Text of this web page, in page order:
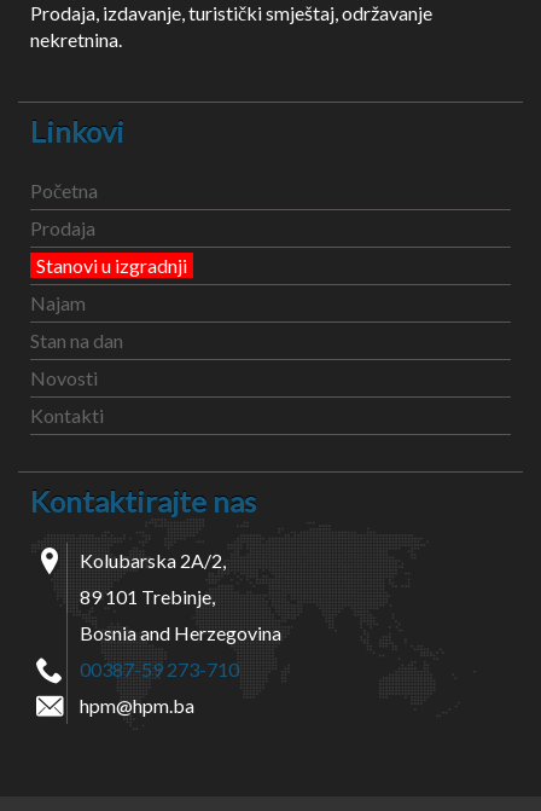
Prodaja, izdavanje, turistički smještaj, održavanje
nekretnina.
Linkovi
Početna
Prodaja
Stanovi u izgradnji
Najam
Stan na dan
Novosti
Kontakti
Kontaktirajte nas
Kolubarska 2A/2,
89 101 Trebinje,
Bosnia and Herzegovina
00387-59 273-710
hpm@hpm.ba